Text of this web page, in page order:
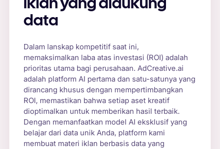
iklan yang didukung
data
Dalam lanskap kompetitif saat ini,
memaksimalkan laba atas investasi (ROI) adalah
prioritas utama bagi perusahaan. AdCreative.ai
adalah platform AI pertama dan satu-satunya yang
dirancang khusus dengan mempertimbangkan
ROI, memastikan bahwa setiap aset kreatif
dioptimalkan untuk memberikan hasil terbaik.
Dengan memanfaatkan model AI eksklusif yang
belajar dari data unik Anda, platform kami
membuat materi iklan berbasis data yang